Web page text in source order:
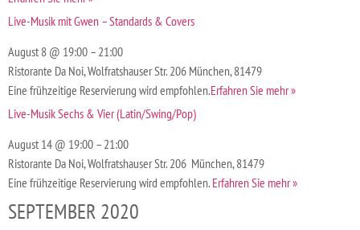
Live-Musik mit Gwen – Standards & Covers
August 8 @ 19:00 – 21:00
Ristorante Da Noi, Wolfratshauser Str. 206 München, 81479
Eine frühzeitige Reservierung wird empfohlen.Erfahren Sie mehr »
Live-Musik Sechs & Vier (Latin/Swing/Pop)
August 14 @ 19:00 – 21:00
Ristorante Da Noi, Wolfratshauser Str. 206 München, 81479
Eine frühzeitige Reservierung wird empfohlen. Erfahren Sie mehr »
SEPTEMBER 2020